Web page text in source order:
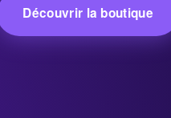
Découvrir la boutique